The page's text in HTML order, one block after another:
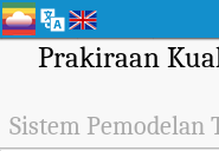
Prakiraan
Sistem Pemodelan